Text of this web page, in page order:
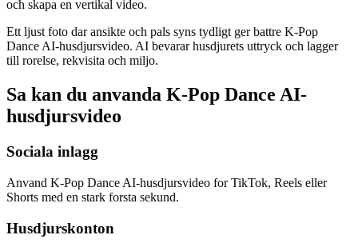
och skapa en vertikal video.
Ett ljust foto dar ansikte och pals syns tydligt ger battre K-Pop
Dance AI-husdjursvideo. AI bevarar husdjurets uttryck och lagger
till rorelse, rekvisita och miljo.
Sa kan du anvanda K-Pop Dance AI-
husdjursvideo
Sociala inlagg
Anvand K-Pop Dance AI-husdjursvideo for TikTok, Reels eller
Shorts med en stark forsta sekund.
Husdjurskonton